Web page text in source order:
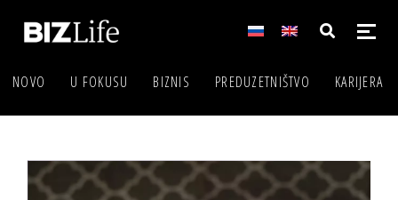
NOVO U FOKUSU BIZNIS PREDUZETNIŠTVO KARIJERA